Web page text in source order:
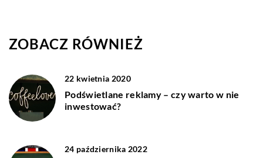
ZOBACZ RÓWNIEŻ
22 kwietnia 2020
Podświetlane reklamy – czy warto w nie
inwestować?
24 października 2022